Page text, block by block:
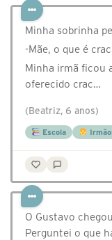
Minha sobrinha
-Mãe, o que é
Minha irmã ficou
oferecido crac…
(Beatriz, 6 anos)
Escola
O Gustavo
Perguntei o que